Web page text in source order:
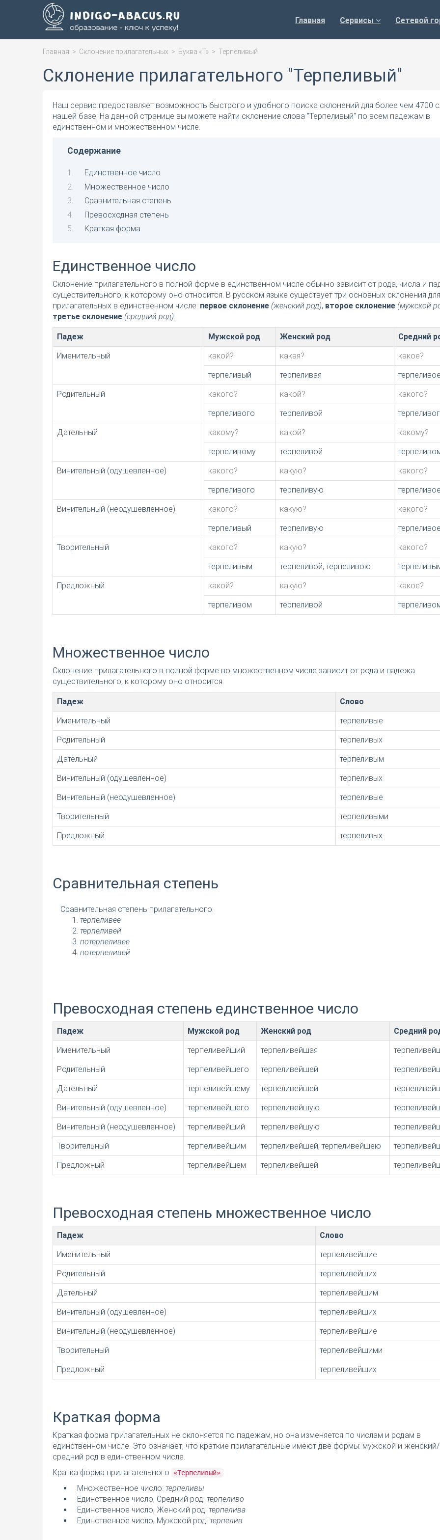
Главная Сервисы Сетевой
Главная > Склонение прилагательных > Буква «Т» > Терпеливый
Склонение прилагательного "Терпеливый"
Наш сервис предоставляет возможность быстрого и удобного поиска склонений для более чем 4700
нашей базе. На данной странице вы можете найти склонение слова "Терпеливый" по всем падежам в
единственном и множественном числе.
Содержание
Единственное число
Множественное число
Сравнительная степень
Превосходная степень
Краткая форма
Единственное число
Склонение прилагательного в полной форме в единственном числе обычно зависит от рода, числа и
существительного, к которому оно относится. В русском языке существует три основных склонения для
прилагательных в единственном числе: первое склонение (женский род), второе склонение (мужской
третье склонение (средний род).
Падеж Мужской род Женский род Средний
Именительный какой? какая? какое?
терпеливый терпеливая терпеливое
Родительный какого? какой? какого?
терпеливого терпеливой
Дательный какому? какой? какому?
терпеливому терпеливой
Винительный (одушевленное) какого? какую? какого?
терпеливого терпеливую терпеливое
Винительный (неодушевленное) какого? какую? какого?
терпеливый терпеливую терпеливое
Творительный какого? какую? какого?
терпеливым терпеливой, терпеливою
Предложный какой? какую? какое?
терпеливом терпеливой
Множественное число
Склонение прилагательного в полной форме во множественном числе зависит от рода и падежа
существительного, к которому оно относится:
Падеж Слово
Именительный терпеливые
Родительный терпеливых
Дательный терпеливым
Винительный (одушевленное) терпеливых
Винительный (неодушевленное) терпеливые
Творительный терпеливыми
Предложный терпеливых
Сравнительная степень
Сравнительная степень прилагательного:
терпеливее
терпеливей
потерпеливее
потерпеливей
Превосходная степень единственное число
Падеж Мужской род Женский род Средний
Именительный терпеливейший терпеливейшая
Родительный терпеливейшего терпеливейшей
Дательный терпеливейшему терпеливейшей
Винительный (одушевленное) терпеливейшего терпеливейшую
Винительный (неодушевленное) терпеливейший терпеливейшую
Творительный терпеливейшим терпеливейшей, терпеливейшею
Предложный терпеливейшем терпеливейшей
Превосходная степень множественное число
Падеж Слово
Именительный терпеливейшие
Родительный терпеливейших
Дательный терпеливейшим
Винительный (одушевленное) терпеливейших
Винительный (неодушевленное) терпеливейшие
Творительный терпеливейшими
Предложный терпеливейших
Краткая форма
Краткая форма прилагательных не склоняется по падежам, но она изменяется по числам и родам в
единственном числе. Это означает, что краткие прилагательные имеют две формы: мужской и женский/
средний род в единственном числе.
Кратка форма прилагательного
«Терпеливый» :
Множественное число: терпеливы
Единственное число, Средний род: терпеливо
Единственное число, Женский род: терпелива
Единственное число, Мужской род: терпелив